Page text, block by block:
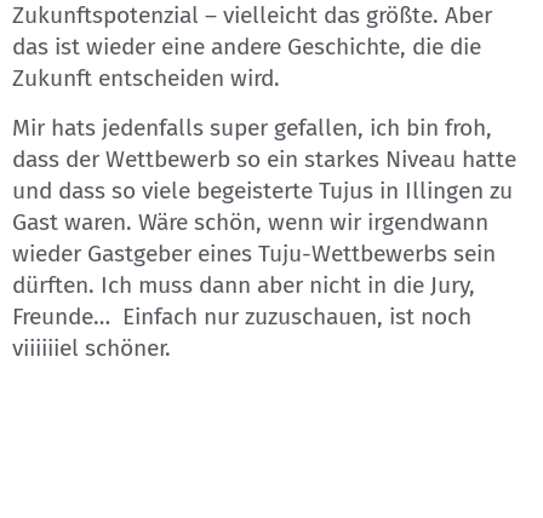
Zukunftspotenzial – vielleicht das größte. Aber
das ist wieder eine andere Geschichte, die die
Zukunft entscheiden wird.
Mir hats jedenfalls super gefallen, ich bin froh,
dass der Wettbewerb so ein starkes Niveau hatte
und dass so viele begeisterte Tujus in Illingen zu
Gast waren. Wäre schön, wenn wir irgendwann
wieder Gastgeber eines Tuju-Wettbewerbs sein
dürften. Ich muss dann aber nicht in die Jury,
Freunde… Einfach nur zuzuschauen, ist noch
viiiiiiel schöner.